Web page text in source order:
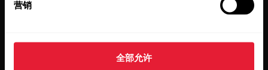
营销
全部允许